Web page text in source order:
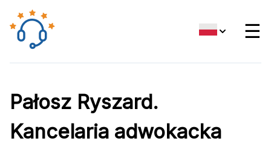
☰
Pałosz Ryszard.
Kancelaria adwokacka